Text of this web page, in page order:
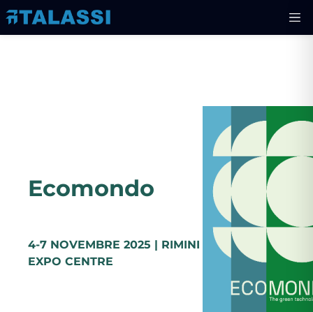
Ecomondo
4-7 NOVEMBRE 2025 | RIMINI
EXPO CENTRE